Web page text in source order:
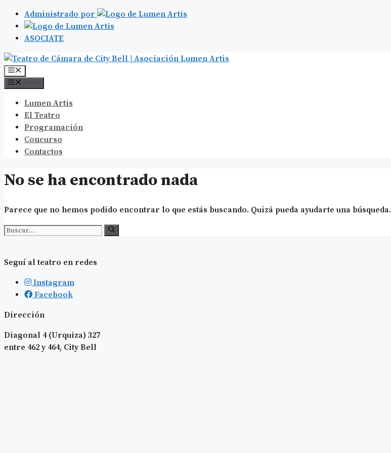
Administrado por
ASOCIATE
Saltar
al
contenido
Menú
Lumen Artis
El Teatro
Programación
Concurso
Contactos
No se ha encontrado nada
Parece que no hemos podido encontrar lo que estás buscando. Quizá pueda ayudarte una búsqueda.
Buscar:
Seguí al teatro en redes
Instagram
Facebook
Dirección
Diagonal 4 (Urquiza) 327
entre 462 y 464, City Bell